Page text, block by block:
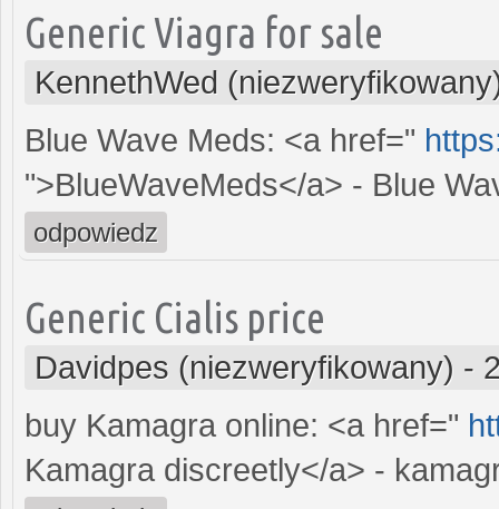
Generic Viagra for sale
KennethWed
Blue Wave Meds: <a href="
">BlueWaveMeds</a> - Blue
odpowiedz
Generic Cialis price
Davidpes (niezweryfikowany) -
buy Kamagra online: <a href="
Kamagra discreetly</a> -